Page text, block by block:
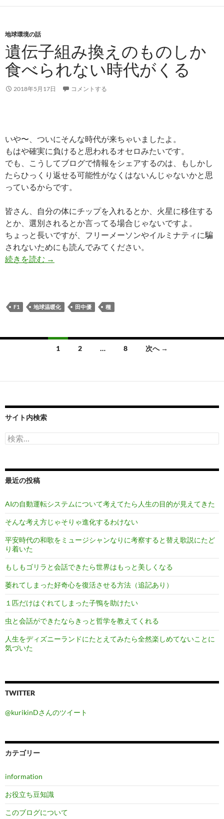
地球環境の話
遺伝子組み換えのものしか
食べられない時代がくる
2018年5月17日 コメントする
いや〜、ついにそんな時代が来ちゃいましたよ。
もはや確実に負けると思われるオセロみたいです。
でも、こうしてブログで情報をシェアするのは、もしかし
たらひっくり返せる可能性がなくはないんじゃないかと思
っているからです。
皆さん、自分の体にチップを入れるとか、火星に移住する
とか、選別されるとか言ってる場合じゃないですよ。
ちょっと長いですが、フリーメーソンやイルミナティに騙
されないためにも読んでみてください。
続きを読む 遺伝子組み換えのものしか食べられない時代がく
→
F1 地球温暖化 田中優 種
ナ
ゲ
ー
ョ
ン
1 2 … 8 次へ →
サイト内検索
検
索:
最近の投稿
AIの自動運転システムについて考えてたら人生の目的が見えてきた
そんな考え方じゃそりゃ進化するわけない
平安時代の和歌をミュージシャンなりに考察すると替え歌説にたど
り着いた
もしもゴリラと会話できたら世界はもっと美しくなる
萎れてしまった好奇心を復活させる方法（追記あり）
１匹だけはぐれてしまった子鴨を助けたい
虫と会話ができたならきっと哲学を教えてくれる
人生をディズニーランドにたとえてみたら全然楽しめてないことに
気づいた
TWITTER
@kurikinDさんのツイート
カテゴリー
information
お役立ち豆知識
このブログについて